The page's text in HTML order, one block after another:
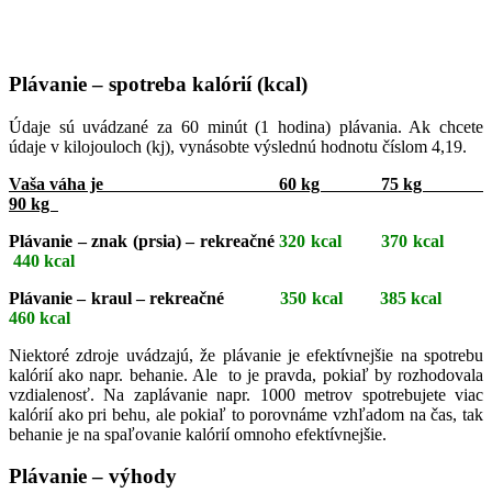
Plávanie – spotreba kalórií (kcal)
Údaje sú uvádzané za 60 minút (1 hodina) plávania. Ak chcete
údaje v kilojouloch (kj), vynásobte výslednú hodnotu číslom 4,19.
Vaša váha je 60 kg 75 kg
90 kg
Plávanie – znak (prsia) – rekreačné320 kcal 370 kcal
440 kcal
Plávanie – kraul – rekreačné350 kcal 385 kcal
460 kcal
Niektoré zdroje uvádzajú, že plávanie je efektívnejšie na spotrebu
kalórií ako napr. behanie. Ale to je pravda, pokiaľ by rozhodovala
vzdialenosť. Na zaplávanie napr. 1000 metrov spotrebujete viac
kalórií ako pri behu, ale pokiaľ to porovnáme vzhľadom na čas, tak
behanie je na spaľovanie kalórií omnoho efektívnejšie.
Plávanie – výhody